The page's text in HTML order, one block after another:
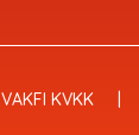
KVKK